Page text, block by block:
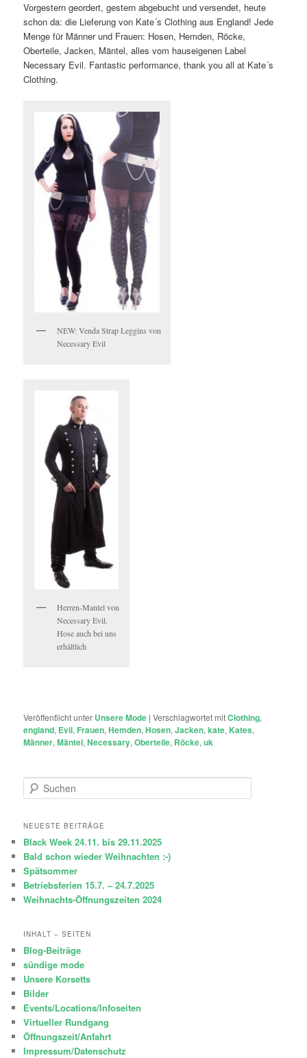
Vorgestern geordert, gestern abgebucht und versendet, heute
schon da: die Lieferung von Kate´s Clothing aus England! Jede
Menge für Männer und Frauen: Hosen, Hemden, Röcke,
Oberteile, Jacken, Mäntel, alles vom hauseigenen Label
Necessary Evil. Fantastic performance, thank you all at Kate´s
Clothing.
NEW: Venda Strap Leggins von
Necessary Evil
Herren-Mantel von
Necessary Evil.
Hose auch bei uns
erhältlich
Veröffentlicht unter Unsere Mode |Verschlagwortet mitClothing,
england, Evil, Frauen,Hemden,Hosen,Jacken,kate, Kates,
Männer,Mäntel,Necessary,Oberteile, Röcke,uk
u
h
n
NEUESTE BEITRÄGE
Black Week 24.11. bis 29.11.2025
Bald schon wieder Weihnachten :-)
Spätsommer
Betriebsferien 15.7. – 24.7.2025
Weihnachts-Öffnungszeiten 2024
INHALT – SEITEN
Blog-Beiträge
sündige mode
Unsere Korsetts
Bilder
Events/Locations/Infoseiten
Virtueller Rundgang
Öffnungszeit/Anfahrt
Impressum/Datenschutz